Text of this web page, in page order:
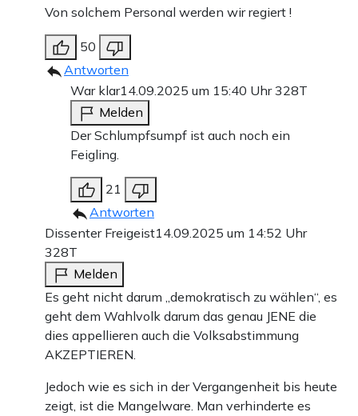
Von solchem Personal werden wir regiert !
50
Antworten
War klar14.09.2025 um 15:40 Uhr328T
Melden
Der Schlumpfsumpf ist auch noch ein
Feigling.
21
Antworten
Dissenter Freigeist14.09.2025 um 14:52 Uhr
328T
Melden
Es geht nicht darum „demokratisch zu wählen“, es
geht dem Wahlvolk darum das genau JENE die
dies appellieren auch die Volksabstimmung
AKZEPTIEREN.
Jedoch wie es sich in der Vergangenheit bis heute
zeigt, ist die Mangelware. Man verhinderte es